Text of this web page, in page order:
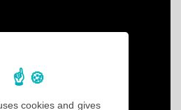
cookies and gives